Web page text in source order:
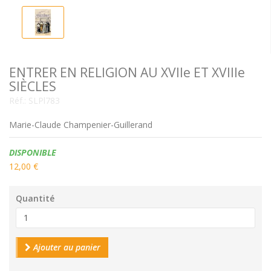
ENTRER EN RELIGION AU XVIIe ET XVIIIe
SIÈCLES
Réf.: SLPl783
Marie-Claude Champenier-Guillerand
Disponibilité:
DISPONIBLE
12,00 €
Quantité
Ajouter au panier